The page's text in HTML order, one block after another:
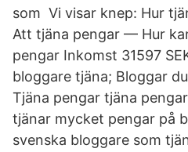
som Vi visar knep: Hur
Att tjäna pengar — Hur
pengar Inkomst 31597
bloggare tjäna; Bloggar
Tjäna pengar tjäna
tjänar mycket pengar på
svenska bloggare som